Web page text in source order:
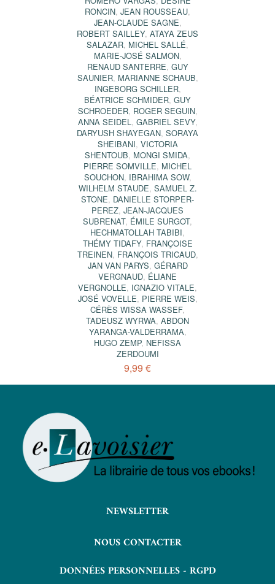
RONCIN, JEAN ROUSSEAU,
JEAN-CLAUDE SAGNE,
ROBERT SAILLEY, ATAYA ZEUS
SALAZAR, MICHEL SALLÉ,
MARIE-JOSÉ SALMON,
RENAUD SANTERRE, GUY
SAUNIER, MARIANNE SCHAUB,
INGEBORG SCHILLER,
BÉATRICE SCHMIDER, GUY
SCHROEDER, ROGER SEGUIN,
ANNA SEIDEL, GABRIEL SEVY,
DARYUSH SHAYEGAN, SORAYA
SHEIBANI, VICTORIA
SHENTOUB, MONGI SMIDA,
PIERRE SOMVILLE, MICHEL
SOUCHON, IBRAHIMA SOW,
WILHELM STAUDE, SAMUEL Z.
STONE, DANIELLE STORPER-
PEREZ, JEAN-JACQUES
SUBRENAT, ÉMILE SURGOT,
HECHMATOLLAH TABIBI,
THÉMY TIDAFY, FRANÇOISE
TREINEN, FRANÇOIS TRICAUD,
JAN VAN PARYS, GÉRARD
VERGNAUD, ÉLIANE
VERGNOLLE, IGNAZIO VITALE,
JOSÉ VOVELLE, PIERRE WEIS,
CÉRÈS WISSA WASSEF,
TADEUSZ WYRWA, ABDON
YARANGA-VALDERRAMA,
HUGO ZEMP, NEFISSA
ZERDOUMI
9,99 €
NEWSLETTER
NOUS CONTACTER
DONNÉES PERSONNELLES - RGPD